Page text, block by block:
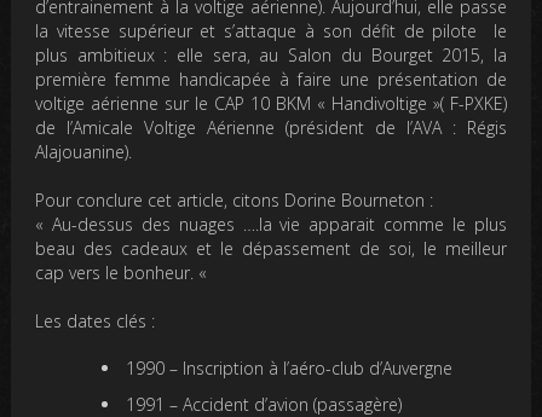
d’entrainement à la voltige aérienne). Aujourd’hui, elle passe
la vitesse supérieur et s’attaque à son défit de pilote le
plus ambitieux : elle sera, au Salon du Bourget 2015, la
première femme handicapée à faire une présentation de
voltige aérienne sur le CAP 10 BKM « Handivoltige »( F-PXKE)
de l’Amicale Voltige Aérienne (président de l’AVA : Régis
Alajouanine).
Pour conclure cet article, citons Dorine Bourneton :
« Au-dessus des nuages ….la vie apparait comme le plus
beau des cadeaux et le dépassement de soi, le meilleur
cap vers le bonheur. «
Les dates clés :
1990– Inscription à l’aéro-club d’Auvergne
1991 – Accident d’avion (passagère)